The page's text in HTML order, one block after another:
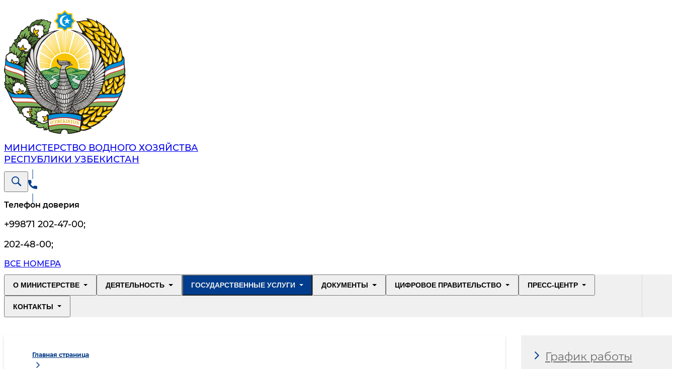
МИНИСТЕРСТВО ВОДНОГО ХОЗЯЙСТВА
РЕСПУБЛИКИ УЗБЕКИСТАН
Телефон доверия
+99871 202-47-00;
202-48-00;
ВСЕ НОМЕРА
О МИНИСТЕРСТВЕ ДЕЯТЕЛЬНОСТЬ ГОСУДАРСТВЕННЫЕ УСЛУГИ ДОКУМЕНТЫ ЦИФРОВОЕ ПРАВИТЕЛЬСТВО ПРЕСС-ЦЕНТР
КОНТАКТЫ
Главная страница График работы